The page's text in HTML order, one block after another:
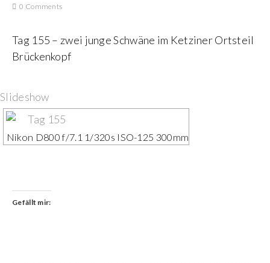
0 Comments
Tag 155 – zwei junge Schwäne im Ketziner Ortsteil
Brückenkopf
Slideshow
Nikon D800 f/7.1 1/320s ISO-125 300mm
Gefällt mir: